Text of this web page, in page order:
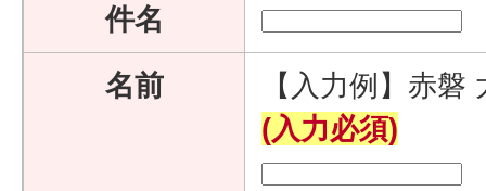
件名
名前
【入力例】赤磐
(入力必須)